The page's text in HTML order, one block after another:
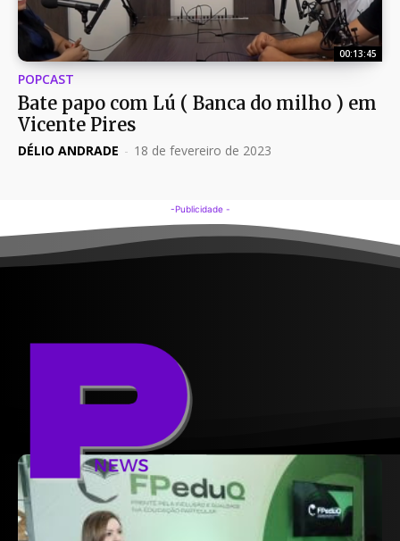
00:13:45
POPCAST
Bate papo com Lú ( Banca do milho ) em
Vicente Pires
DÉLIO ANDRADE - 18 de fevereiro de 2023
-Publicidade -